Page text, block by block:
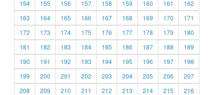
154
155 156 157 158 159 160 161
162
163
164 165 166 167 168 169 170
171
172
173 174 175 176 177 178 179
180
181
182 183 184 185 186 187 188
189
190
191 192 193 194 195 196 197
198
199
200 201 202 203 204 205 206
207
208
209 210 211 212 213 214 215
216